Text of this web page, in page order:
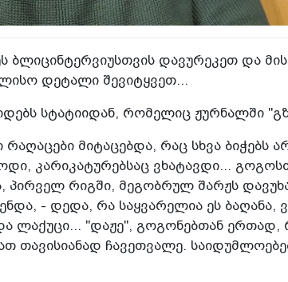
ბლიცინტერვიუსთვის დავურეკეთ და მის
დეტალი შევიტყვეთ...
სტატიიდან, რომელიც ჟურნალში
მიტაცებდა, რაც სხვა ბიჭებს
კარიკატურებსაც ვხატავდი...
პირველ რიგში, მეგობრულ შარჟს
- დედა, რა საყვარელია ეს ბაღანა,
ლაქუცი... "დაჟე", გოგონებთან ერთად,
თავისიანად ჩავეთვალე.